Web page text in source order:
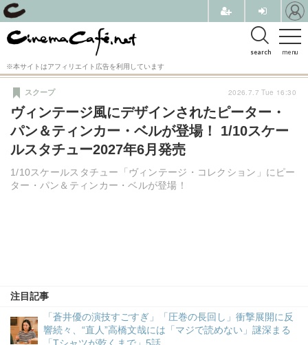
menu
search
※本サイトはアフィリエイト広告を利用しています
ヴィンテージ風にデザインされたピーター・
パン＆ティンカー・ベルが登場！ 1/10スケー
ルスタチュー2027年6月発売
1/10スケールスタチュー「ヴィンテージ・コレクション」にピー
ター・パン＆ティンカー・ベルが登場！
スクープ
注目記事
「蒼井優の演技すごすぎ」「圧巻の長回し」衝撃展開に反
響続々、“直人”高橋文哉には「マジで読めない」謎深まる
2026.7.7 Tue 16:30